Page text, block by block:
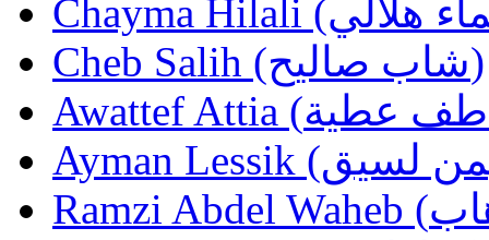
Cheb Salih (شاب صاليح)